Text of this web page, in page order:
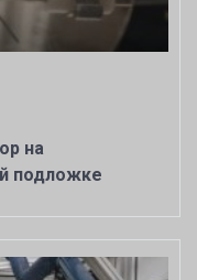
на
подложке